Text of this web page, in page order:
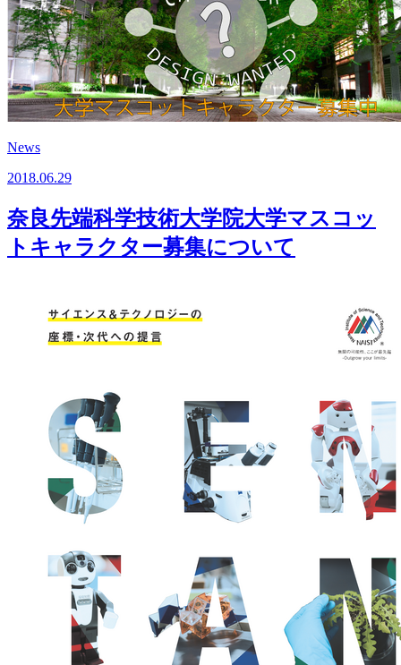
News
2018.06.29
奈良先端科学技術大学院大学マスコッ
トキャラクター募集について